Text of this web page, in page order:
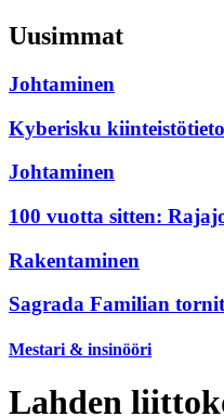
Uusimmat
Johtaminen
Kyberisku
Johtaminen
100 vuotta sitten:
Rakentaminen
Sagrada Familian
Mestari & insinööri
Lahden